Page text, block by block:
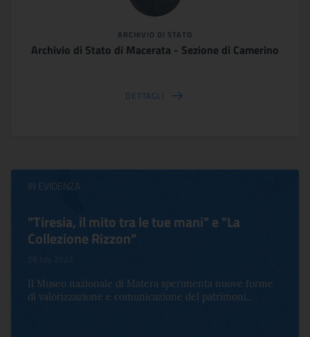
ARCHIVIO DI STATO
Archivio di Stato di Macerata - Sezione di Camerino
DETTAGLI
IN EVIDENZA
"Tiresia, il mito tra le tue mani" e "La
Collezione Rizzon"
28 July 2022
Il Museo nazionale di Matera sperimenta nuove forme
di valorizzazione e comunicazione del patrimoni...